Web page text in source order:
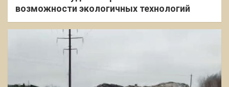
возможности экологичных технологий